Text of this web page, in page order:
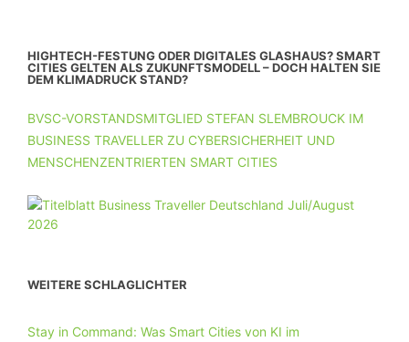
HIGHTECH-FESTUNG ODER DIGITALES GLASHAUS? SMART
CITIES GELTEN ALS ZUKUNFTSMODELL – DOCH HALTEN SIE
DEM KLIMADRUCK STAND?
BVSC-VORSTANDSMITGLIED STEFAN SLEMBROUCK IM
BUSINESS TRAVELLER ZU CYBERSICHERHEIT UND
MENSCHENZENTRIERTEN SMART CITIES
WEITERE SCHLAGLICHTER
Stay in Command: Was Smart Cities von KI im